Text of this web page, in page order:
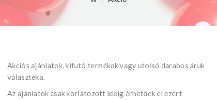
Akciós ajánlatok, kifutó termékek vagy utolsó darabos áruk
választéka.
Az ajánlatok csak korlátozott ideig érhetőek el ezért